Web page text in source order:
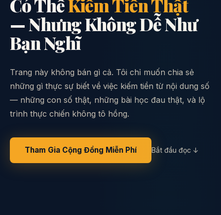
Có ThểKiếm Tiền Thật
— Nhưng Không Dễ Như
Bạn Nghĩ
Trang này không bán gì cả. Tôi chỉ muốn chia sẻ
những gì thực sự biết về việc kiếm tiền từ nội dung số
— những con số thật, những bài học đau thật, và lộ
trình thực chiến không tô hồng.
Tham Gia Cộng Đồng Miễn Phí Bắt đầu đọc ↓